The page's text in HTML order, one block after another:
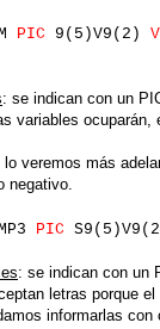
PIC 9(5)V9(2)
: se indican con un
variables ocuparán,
veremos más
negativo.
PIC
: se indican con un
letras porque
informarlas con